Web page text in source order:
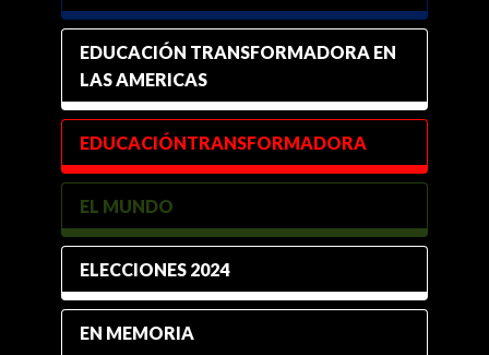
EDUCACIÓN TRANSFORMADORA EN
LAS AMERICAS
EDUCACIÓNTRANSFORMADORA
EL MUNDO
ELECCIONES 2024
EN MEMORIA